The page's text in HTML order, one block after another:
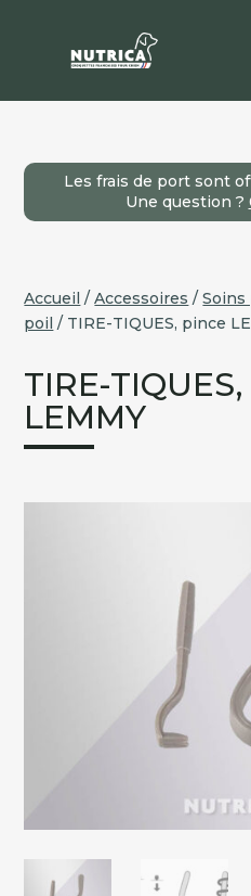
Les frais de port sont
Une question ?
Accueil /Accessoires /Soins
poil / TIRE-TIQUES, pince
TIRE-
LEMMY